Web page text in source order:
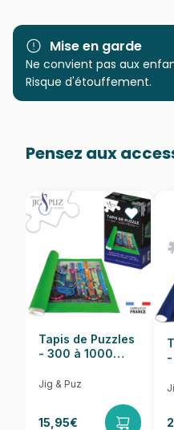
Marque
Catégorie
Age
Provenance
EAN
Nombre de pièces
Dimensions
Mise en garde
Ne convient pas aux
Risque d'étouffement.
Pensez aux
Tapis de Puzzles
- 300 à 1000
Jig & Puz
15,95€